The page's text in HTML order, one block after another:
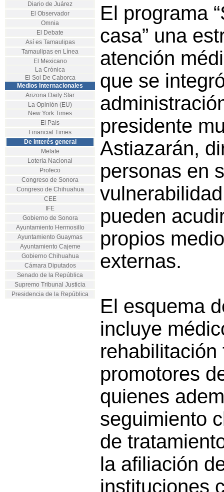
Diario de Juárez
El Observador
Omnia
El Debate
Así es Tamaulipas
Tamaulipas en Línea
El Mexicano
La Crónica
El Sol De Caborca
Medios Internacionales
Arizona Daily Star
La Opinión (EU)
New York Times
El País
Financial Times
De interés general
Melate
Lotería Nacional
Profeco
Congreso de Sonora
Congreso de Chihuahua
CEE
IFE
Gobierno de Sonora
Ayuntamiento Hermosillo
Ayuntamiento Guaymas
Ayuntamiento Cajeme
Gobierno Chihuahua
Cámara Diputados
Senado de la República
Supremo Tribunal Justicia
Presidencia de la República
El programa
casa” una
atención
que se
presidente
Astiazarán,
personas en
pueden
propios
externas.
El esquema
incluye
rehabilitación
promotores
quienes
seguimiento
de
la afiliación
instituciones